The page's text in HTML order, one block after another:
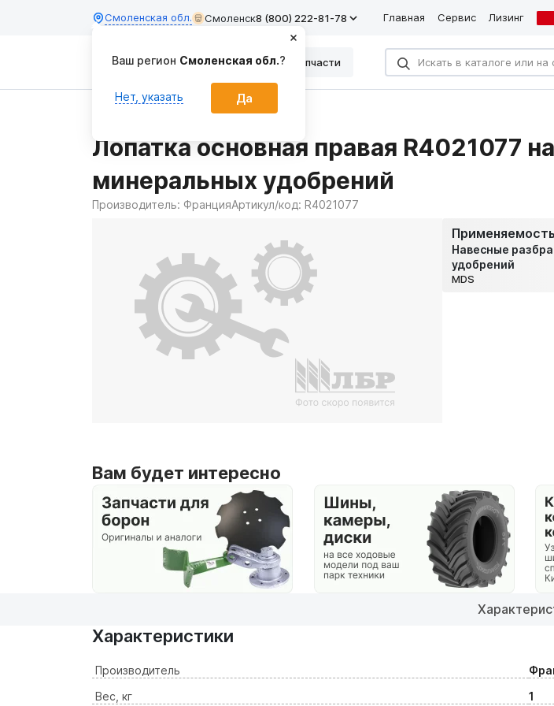
Смоленская обл. Смоленск8 (800) 222-81-78 Главная Сервис Лизинг
Каталог Запчасти
Лопатка основная правая R4021077
минеральных удобрений
Производитель: ФранцияАртикул/код: R4021077
Навесные
удобрений
MDS
Вам будет интересно
Характеристики
Производитель
Вес, кг
1